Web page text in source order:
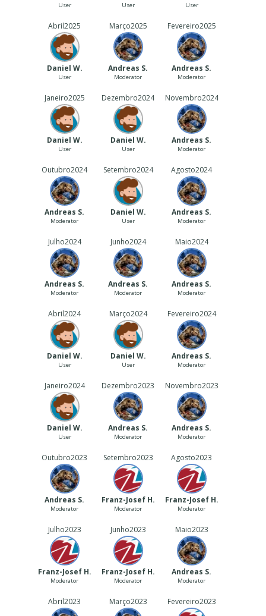
User User User
Abril2025
Daniel W.
User
Março2025
Andreas S.
Moderator
Fevereiro2025
Andreas S.
Moderator
Janeiro2025
Daniel W.
User
Dezembro2024
Daniel W.
User
Novembro2024
Andreas S.
Moderator
Outubro2024
Andreas S.
Moderator
Setembro2024
Daniel W.
User
Agosto2024
Andreas S.
Moderator
Julho2024
Andreas S.
Moderator
Junho2024
Andreas S.
Moderator
Maio2024
Andreas S.
Moderator
Abril2024
Daniel W.
User
Março2024
Daniel W.
User
Fevereiro2024
Andreas S.
Moderator
Janeiro2024
Daniel W.
User
Dezembro2023
Andreas S.
Moderator
Novembro2023
Andreas S.
Moderator
Outubro2023
Andreas S.
Moderator
Setembro2023
Franz-Josef H.
Moderator
Agosto2023
Franz-Josef H.
Moderator
Julho2023
Franz-Josef H.
Moderator
Junho2023
Franz-Josef H.
Moderator
Maio2023
Andreas S.
Moderator
Abril2023 Março2023 Fevereiro2023